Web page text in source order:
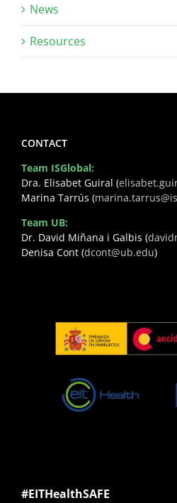
News
Resources
CONTACT
Team ISGlobal:
Dra. Elisabet Guiral (
Marina Tarrús (
Team UB:
Dr. David Miñana i Galbis (
Denisa Cont (dcont@ub.edu)
#EITHealthSAFE